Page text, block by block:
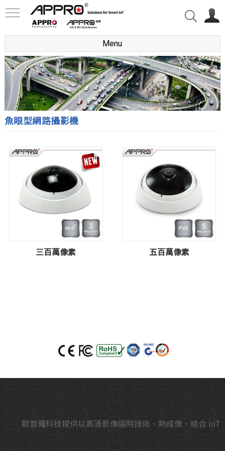
Menu
魚眼型網路攝影機
三百萬像素 五百萬像素
歐普羅科技提供以高清影像縮時技術、熱成像，結合 IoT